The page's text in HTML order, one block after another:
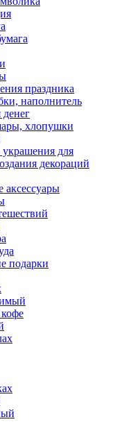
праздника
наполнитель
хлопушки
для
декораций
аксессуары
подарки